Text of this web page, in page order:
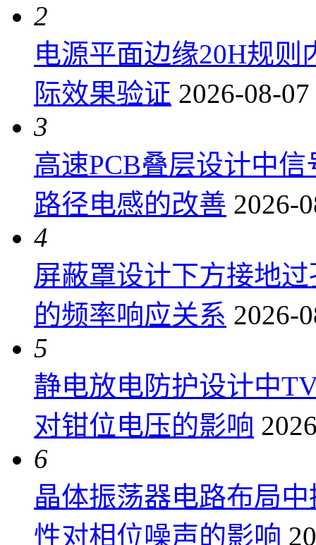
2
电源平面边缘20H规
际效果验证 2026-08-
3
高速PCB叠层设计中
路径电感的改善 2026-
4
屏蔽罩设计下方接地
的频率响应关系 2026-
5
静电放电防护设计中
对钳位电压的影响
6
晶体振荡器电路布局
性对相位噪声的影响